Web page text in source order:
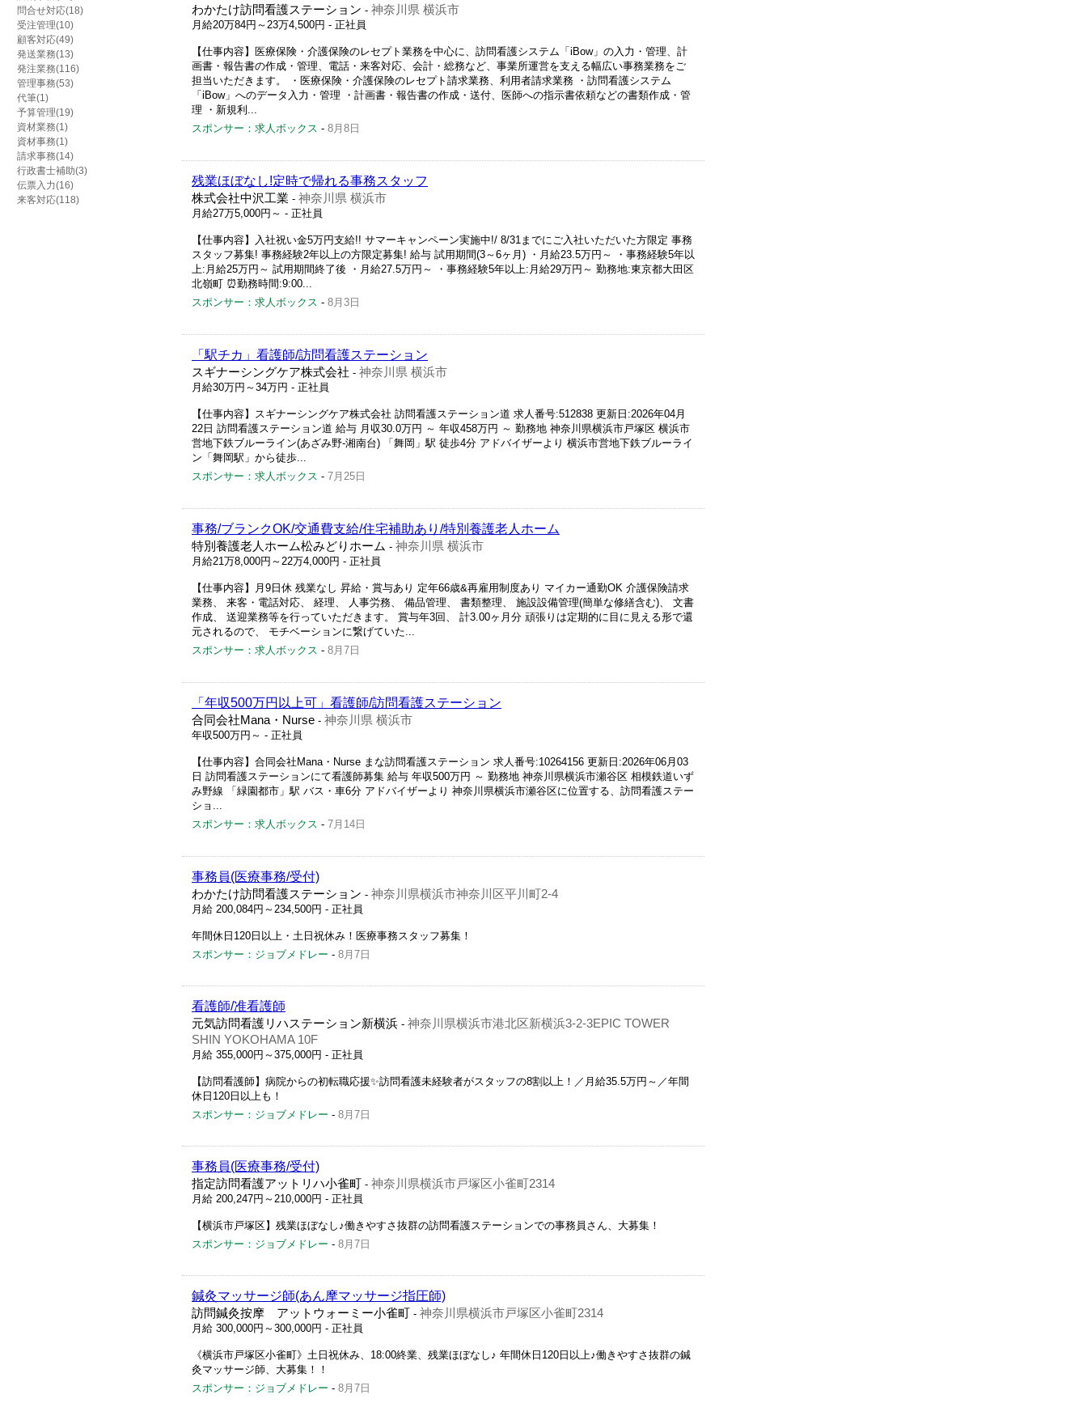
問合せ対応(18)
受注管理(10)
顧客対応(49)
発送業務(13)
発注業務(116)
管理事務(53)
代筆(1)
予算管理(19)
資材業務(1)
資材事務(1)
請求事務(14)
行政書士補助(3)
伝票入力(16)
来客対応(118)
わかたけ訪問看護ステーション - 神奈川県 横浜市
月給20万84円～23万4,500円 - 正社員
【仕事内容】医療保険・介護保険のレセプト業務を中心に、訪問看護システム「iBow」の入力・管理、計
画書・報告書の作成・管理、電話・来客対応、会計・総務など、事業所運営を支える幅広い事務業務をご
担当いただきます。 ・医療保険・介護保険のレセプト請求業務、利用者請求業務 ・訪問看護システム
「iBow」へのデータ入力・管理 ・計画書・報告書の作成・送付、医師への指示書依頼などの書類作成・管
理 ・新規利...
スポンサー：求人ボックス - 8月8日
残業ほぼなし!定時で帰れる事務スタッフ
株式会社中沢工業 - 神奈川県 横浜市
月給27万5,000円～ - 正社員
【仕事内容】入社祝い金5万円支給!! サマーキャンペーン実施中!/ 8/31までにご入社いただいた方限定 事務
スタッフ募集! 事務経験2年以上の方限定募集! 給与 試用期間(3～6ヶ月) ・月給23.5万円～ ・事務経験5年以
上:月給25万円～ 試用期間終了後 ・月給27.5万円～ ・事務経験5年以上:月給29万円～ 勤務地:東京都大田区
北嶺町 ⏰勤務時間:9:00...
スポンサー：求人ボックス - 8月3日
「駅チカ」看護師/訪問看護ステーション
スギナーシングケア株式会社 - 神奈川県 横浜市
月給30万円～34万円 - 正社員
【仕事内容】スギナーシングケア株式会社 訪問看護ステーション道 求人番号:512838 更新日:2026年04月
22日 訪問看護ステーション道 給与 月収30.0万円 ～ 年収458万円 ～ 勤務地 神奈川県横浜市戸塚区 横浜市
営地下鉄ブルーライン(あざみ野-湘南台) 「舞岡」駅 徒歩4分 アドバイザーより 横浜市営地下鉄ブルーライ
ン「舞岡駅」から徒歩...
スポンサー：求人ボックス - 7月25日
事務/ブランクOK/交通費支給/住宅補助あり/特別養護老人ホーム
特別養護老人ホーム松みどりホーム - 神奈川県 横浜市
月給21万8,000円～22万4,000円 - 正社員
【仕事内容】月9日休 残業なし 昇給・賞与あり 定年66歳&再雇用制度あり マイカー通勤OK 介護保険請求
業務、 来客・電話対応、 経理、 人事労務、 備品管理、 書類整理、 施設設備管理(簡単な修繕含む)、 文書
作成、 送迎業務等を行っていただきます。 賞与年3回、 計3.00ヶ月分 頑張りは定期的に目に見える形で還
元されるので、 モチベーションに繋げていた...
スポンサー：求人ボックス - 8月7日
「年収500万円以上可」看護師/訪問看護ステーション
合同会社Mana・Nurse - 神奈川県 横浜市
年収500万円～ - 正社員
【仕事内容】合同会社Mana・Nurse まな訪問看護ステーション 求人番号:10264156 更新日:2026年06月03
日 訪問看護ステーションにて看護師募集 給与 年収500万円 ～ 勤務地 神奈川県横浜市瀬谷区 相模鉄道いず
み野線 「緑園都市」駅 バス・車6分 アドバイザーより 神奈川県横浜市瀬谷区に位置する、訪問看護ステー
ショ...
スポンサー：求人ボックス - 7月14日
事務員(医療事務/受付)
わかたけ訪問看護ステーション - 神奈川県横浜市神奈川区平川町2‐4
月給 200,084円～234,500円 - 正社員
年間休日120日以上・土日祝休み！医療事務スタッフ募集！
スポンサー：ジョブメドレー - 8月7日
看護師/准看護師
元気訪問看護リハステーション新横浜 - 神奈川県横浜市港北区新横浜3-2-3EPIC TOWER
SHIN YOKOHAMA 10F
月給 355,000円～375,000円 - 正社員
【訪問看護師】病院からの初転職応援✨訪問看護未経験者がスタッフの8割以上！／月給35.5万円～／年間
休日120日以上も！
スポンサー：ジョブメドレー - 8月7日
事務員(医療事務/受付)
指定訪問看護アットリハ小雀町 - 神奈川県横浜市戸塚区小雀町2314
月給 200,247円～210,000円 - 正社員
【横浜市戸塚区】残業ほぼなし♪働きやすさ抜群の訪問看護ステーションでの事務員さん、大募集！
スポンサー：ジョブメドレー - 8月7日
鍼灸マッサージ師(あん摩マッサージ指圧師)
訪問鍼灸按摩 アットウォーミー小雀町 - 神奈川県横浜市戸塚区小雀町2314
月給 300,000円～300,000円 - 正社員
《横浜市戸塚区小雀町》土日祝休み、18:00終業、残業ほぼなし♪ 年間休日120日以上♪働きやすさ抜群の鍼
灸マッサージ師、大募集！！
スポンサー：ジョブメドレー - 8月7日